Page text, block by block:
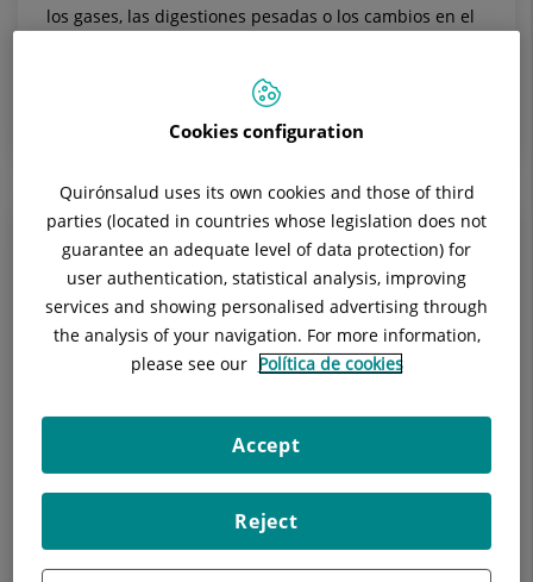
los gases, las digestiones pesadas o los cambios en el
¿Menopausia y sexualidad? Un tabú
persistente con impacto en la salud
física y mental
Cookies configuration
Quirónsalud uses its own cookies and those of third
parties (located in countries whose legislation does not
guarantee an adequate level of data protection) for
user authentication, statistical analysis, improving
services and showing personalised advertising through
the analysis of your navigation. For more information,
please see our Política de cookies
Reject
Accept